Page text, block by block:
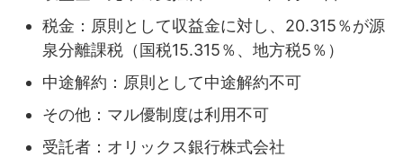
税金：原則として収益金に対し、20.315％が源
泉分離課税（国税15.315％、地方税5％）
中途解約：原則として中途解約不可
その他：マル優制度は利用不可
受託者：オリックス銀行株式会社